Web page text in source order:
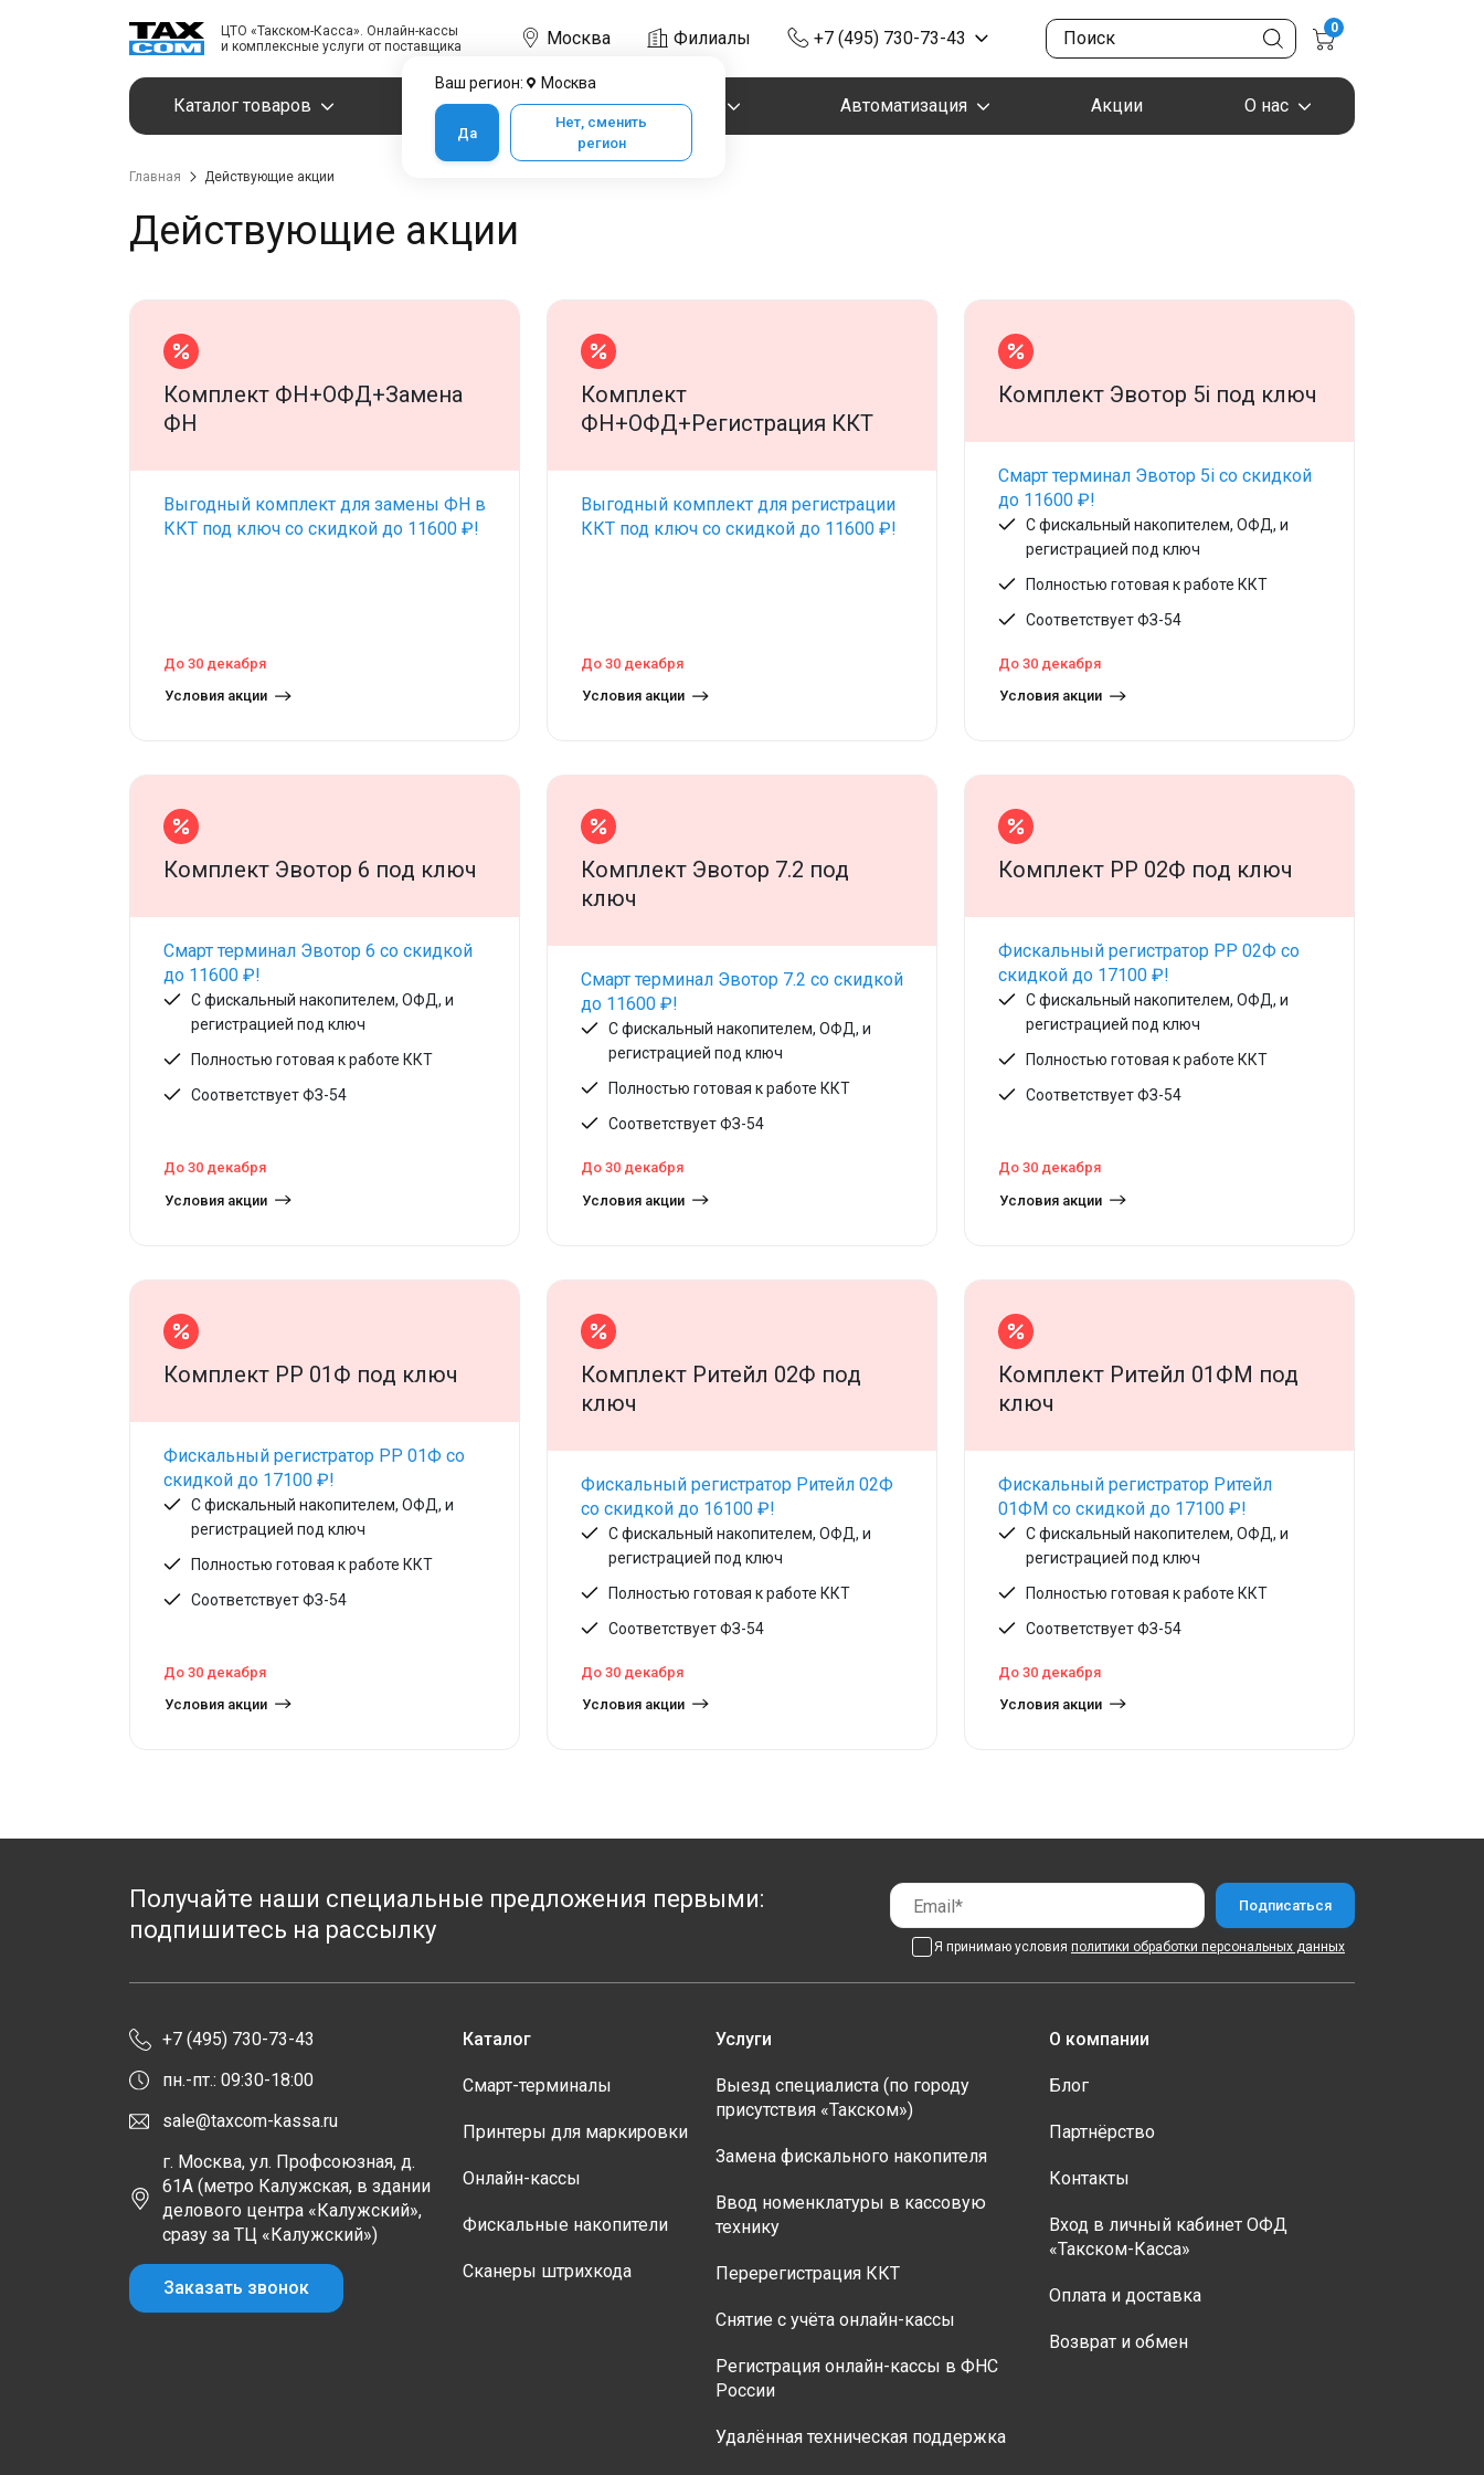
ЦТО «Такском-Касса». Онлайн-кассы
и комплексные услуги от поставщика
Москва
Ваш регион: Москва
Да
Нет, сменить
регион
Филиалы +7 (495) 730-73-43
0
Каталог товаров Услуги Маркировка Автоматизация Акции О нас
Главная Действующие акции
Действующие акции
Комплект ФН+ОФД+Замена
ФН
Выгодный комплект для замены ФН в
ККТ под ключ со скидкой до 11600 ₽!
До 30 декабря
Условия акции
Комплект
ФН+ОФД+Регистрация ККТ
Выгодный комплект для регистрации
ККТ под ключ со скидкой до 11600 ₽!
До 30 декабря
Условия акции
Комплект Эвотор 5i под ключ
Смарт терминал Эвотор 5i со скидкой
до 11600 ₽!
С фискальный накопителем, ОФД, и
регистрацией под ключ
Полностью готовая к работе ККТ
Соответствует ФЗ-54
До 30 декабря
Условия акции
Комплект Эвотор 6 под ключ
Смарт терминал Эвотор 6 со скидкой
до 11600 ₽!
С фискальный накопителем, ОФД, и
регистрацией под ключ
Полностью готовая к работе ККТ
Соответствует ФЗ-54
До 30 декабря
Условия акции
Комплект Эвотор 7.2 под
ключ
Смарт терминал Эвотор 7.2 со скидкой
до 11600 ₽!
С фискальный накопителем, ОФД, и
регистрацией под ключ
Полностью готовая к работе ККТ
Соответствует ФЗ-54
До 30 декабря
Условия акции
Комплект РР 02Ф под ключ
Фискальный регистратор РР 02Ф со
скидкой до 17100 ₽!
С фискальный накопителем, ОФД, и
регистрацией под ключ
Полностью готовая к работе ККТ
Соответствует ФЗ-54
До 30 декабря
Условия акции
Комплект РР 01Ф под ключ
Фискальный регистратор РР 01Ф со
скидкой до 17100 ₽!
С фискальный накопителем, ОФД, и
регистрацией под ключ
Полностью готовая к работе ККТ
Соответствует ФЗ-54
До 30 декабря
Условия акции
Комплект Ритейл 02Ф под
ключ
Фискальный регистратор Ритейл 02Ф
со скидкой до 16100 ₽!
С фискальный накопителем, ОФД, и
регистрацией под ключ
Полностью готовая к работе ККТ
Соответствует ФЗ-54
До 30 декабря
Условия акции
Комплект Ритейл 01ФМ под
ключ
Фискальный регистратор Ритейл
01ФМ со скидкой до 17100 ₽!
С фискальный накопителем, ОФД, и
регистрацией под ключ
Полностью готовая к работе ККТ
Соответствует ФЗ-54
До 30 декабря
Условия акции
Получайте наши специальные предложения первыми:
подпишитесь на рассылку
Я принимаю условия политики обработки персональных данных
+7 (495) 730-73-43
пн.-пт.: 09:30-18:00
sale@taxcom-kassa.ru
г. Москва, ул. Профсоюзная, д.
61А (метро Калужская, в здании
делового центра «Калужский»,
сразу за ТЦ «Калужский»)
Заказать звонок
Каталог
Смарт-терминалы
Принтеры для маркировки
Онлайн-кассы
Фискальные накопители
Сканеры штрихкода
Услуги
Выезд специалиста (по городу
присутствия «Такском»)
Замена фискального накопителя
Ввод номенклатуры в кассовую
технику
Перерегистрация ККТ
Снятие с учёта онлайн-кассы
Регистрация онлайн-кассы в ФНС
России
Удалённая техническая поддержка
О компании
Блог
Партнёрство
Контакты
Вход в личный кабинет ОФД
«Такском-Касса»
Оплата и доставка
Возврат и обмен